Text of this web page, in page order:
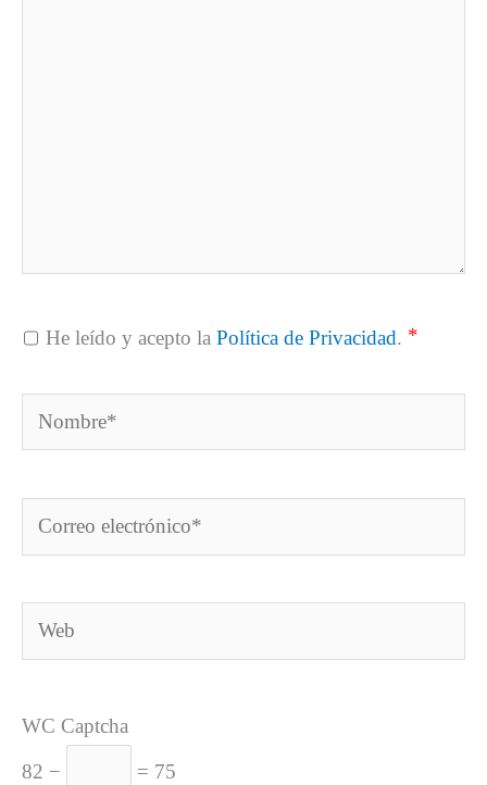
He leído y acepto la Política de Privacidad. *
Nombre*
Correo
electrónico*
Web
WC Captcha
82 −
= 75